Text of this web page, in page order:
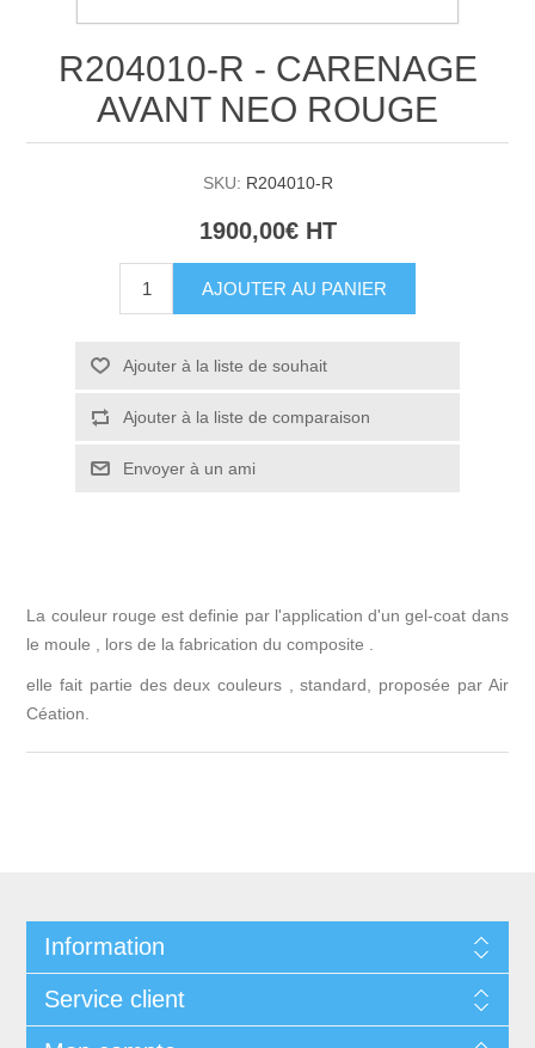
R204010-R - CARENAGE
AVANT NEO ROUGE
SKU: R204010-R
1900,00€ HT
AJOUTER AU PANIER
Ajouter à la liste de souhait
Ajouter à la liste de comparaison
Envoyer à un ami
La couleur rouge est definie par l'application d'un gel-coat dans
le moule , lors de la fabrication du composite .
elle fait partie des deux couleurs , standard, proposée par Air
Céation.
Information
Service client